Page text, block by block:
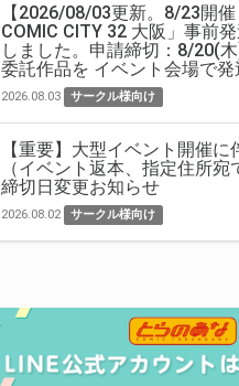
【2026/08/03更新。8/23開催
COMIC CITY 32 大阪」事前
しました。申請締切：8/20(
委託作品を イベント会場で発
2026.08.03 サークル様向け
【重要】大型イベント開催に
（イベント返本、指定住所
締切日変更お知らせ
2026.08.02 サークル様向け